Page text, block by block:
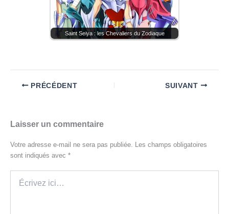
Saint Seiya : les Chevaliers du Zodiaque
PRÉCÉDENT SUIVANT
Laisser un commentaire
Votre adresse e-mail ne sera pas publiée. Les champs obligatoires
sont indiqués avec *
ici…